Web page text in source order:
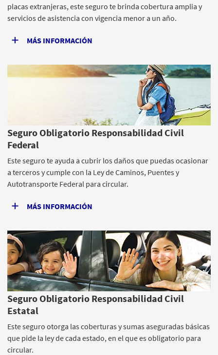
placas extranjeras, este seguro te brinda cobertura amplia y
servicios de asistencia con vigencia menor a un año.
MÁS INFORMACIÓN
Seguro Obligatorio Responsabilidad Civil
Federal
Este seguro te ayuda a cubrir los daños que puedas ocasionar
a terceros y cumple con la Ley de Caminos, Puentes y
Autotransporte Federal para circular.
MÁS INFORMACIÓN
Seguro Obligatorio Responsabilidad Civil
Estatal
Este seguro otorga las coberturas y sumas aseguradas básicas
que pide la ley de cada estado, en el que es obligatorio para
circular.